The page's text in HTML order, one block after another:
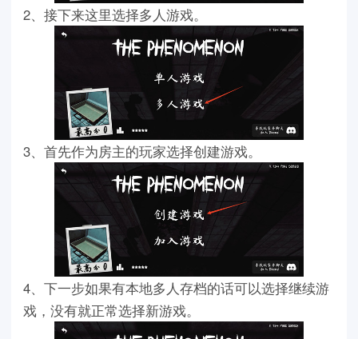
2、接下来这里选择多人游戏。
3、首先作为房主的玩家选择创建游戏。
4、下一步如果有本地多人存档的话可以选择继续游
戏，没有就正常选择新游戏。